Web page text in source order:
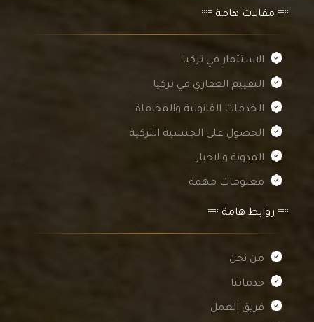
مقالات هامة
الاستثمار في تركيا
التقييم العقاري في تركيا
الخدمات القانونية والمحاماة
الحصول على الجنسية التركية
المدونة والاخبار
معلومات مهمة
روابط هامة
من نحن
خدماتنا
فريق العمل